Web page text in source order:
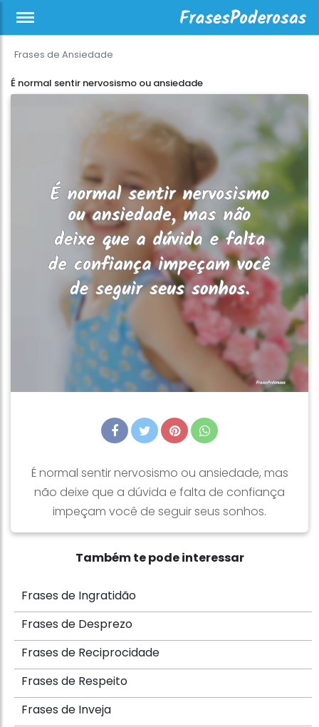
Frases de Ansiedade
É normal sentir nervosismo ou ansiedade
É normal sentir nervosismo ou ansiedade, mas
não deixe que a dúvida e falta de confiança
impeçam você de seguir seus sonhos.
Também te pode interessar
Frases de Ingratidão
Frases de Desprezo
Frases de Reciprocidade
Frases de Respeito
Frases de Inveja